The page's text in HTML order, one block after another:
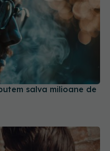
salva milioane de